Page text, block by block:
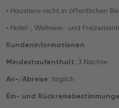
• Haustiere nicht in öffentlichen
• Hotel-, Wellness- und
Kundeninformationen
Mindestaufenthalt: 3 Nächte
An-/Abreise: täglich
Ein- und